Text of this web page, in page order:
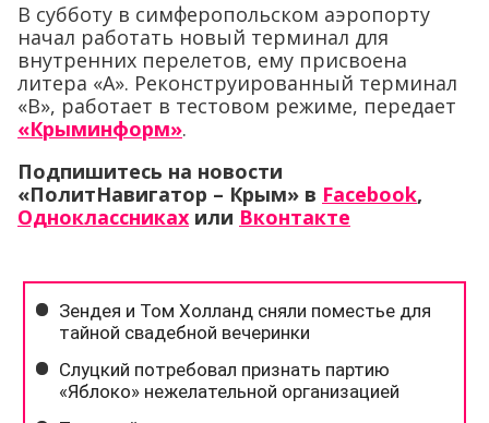
В субботу в симферопольском аэропорту
начал работать новый терминал для
внутренних перелетов, ему присвоена
литера «А». Реконструированный терминал
«В», работает в тестовом режиме, передает
«Крыминформ».
Подпишитесь на новости
«ПолитНавигатор – Крым» в Facebook,
Одноклассниках или Вконтакте